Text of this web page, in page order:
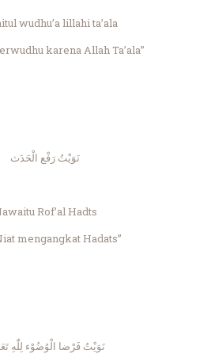
wudhu’a lillahi ta’ala
karena Allah Ta’ala”
نَوَيْتُ رَفْع الْحَدَث
Rof’al Hadts
mengangkat Hadats”
نَوَيْتُ فَرْضا الْوُضُوْء لِلّٰهِ